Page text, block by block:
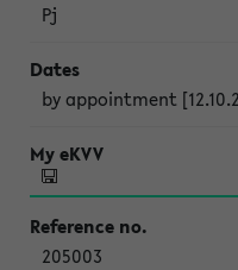
Pj
by appointment
205003